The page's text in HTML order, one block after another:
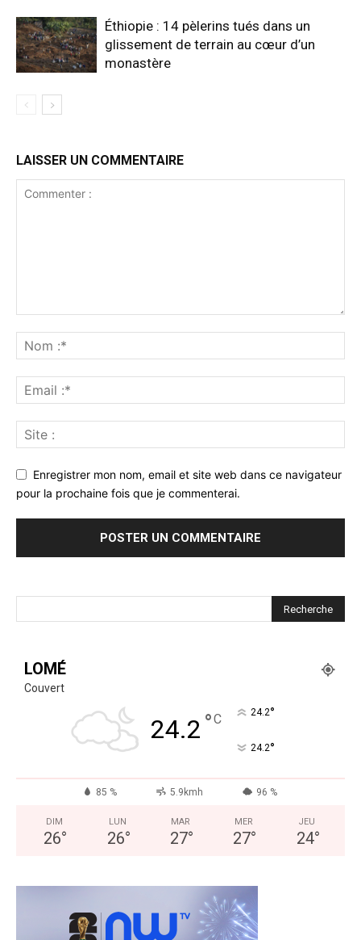
Éthiopie : 14 pèlerins tués dans un
glissement de terrain au cœur d’un
monastère
LAISSER UN COMMENTAIRE
Enregistrer mon nom, email et site web dans ce navigateur
pour la prochaine fois que je commenterai.
LOMÉ
Couvert
24.2 °C 24.2°
24.2°
85 % 5.9kmh 96 %
DIM
26°
LUN
26°
MAR
27°
MER
27°
JEU
24°